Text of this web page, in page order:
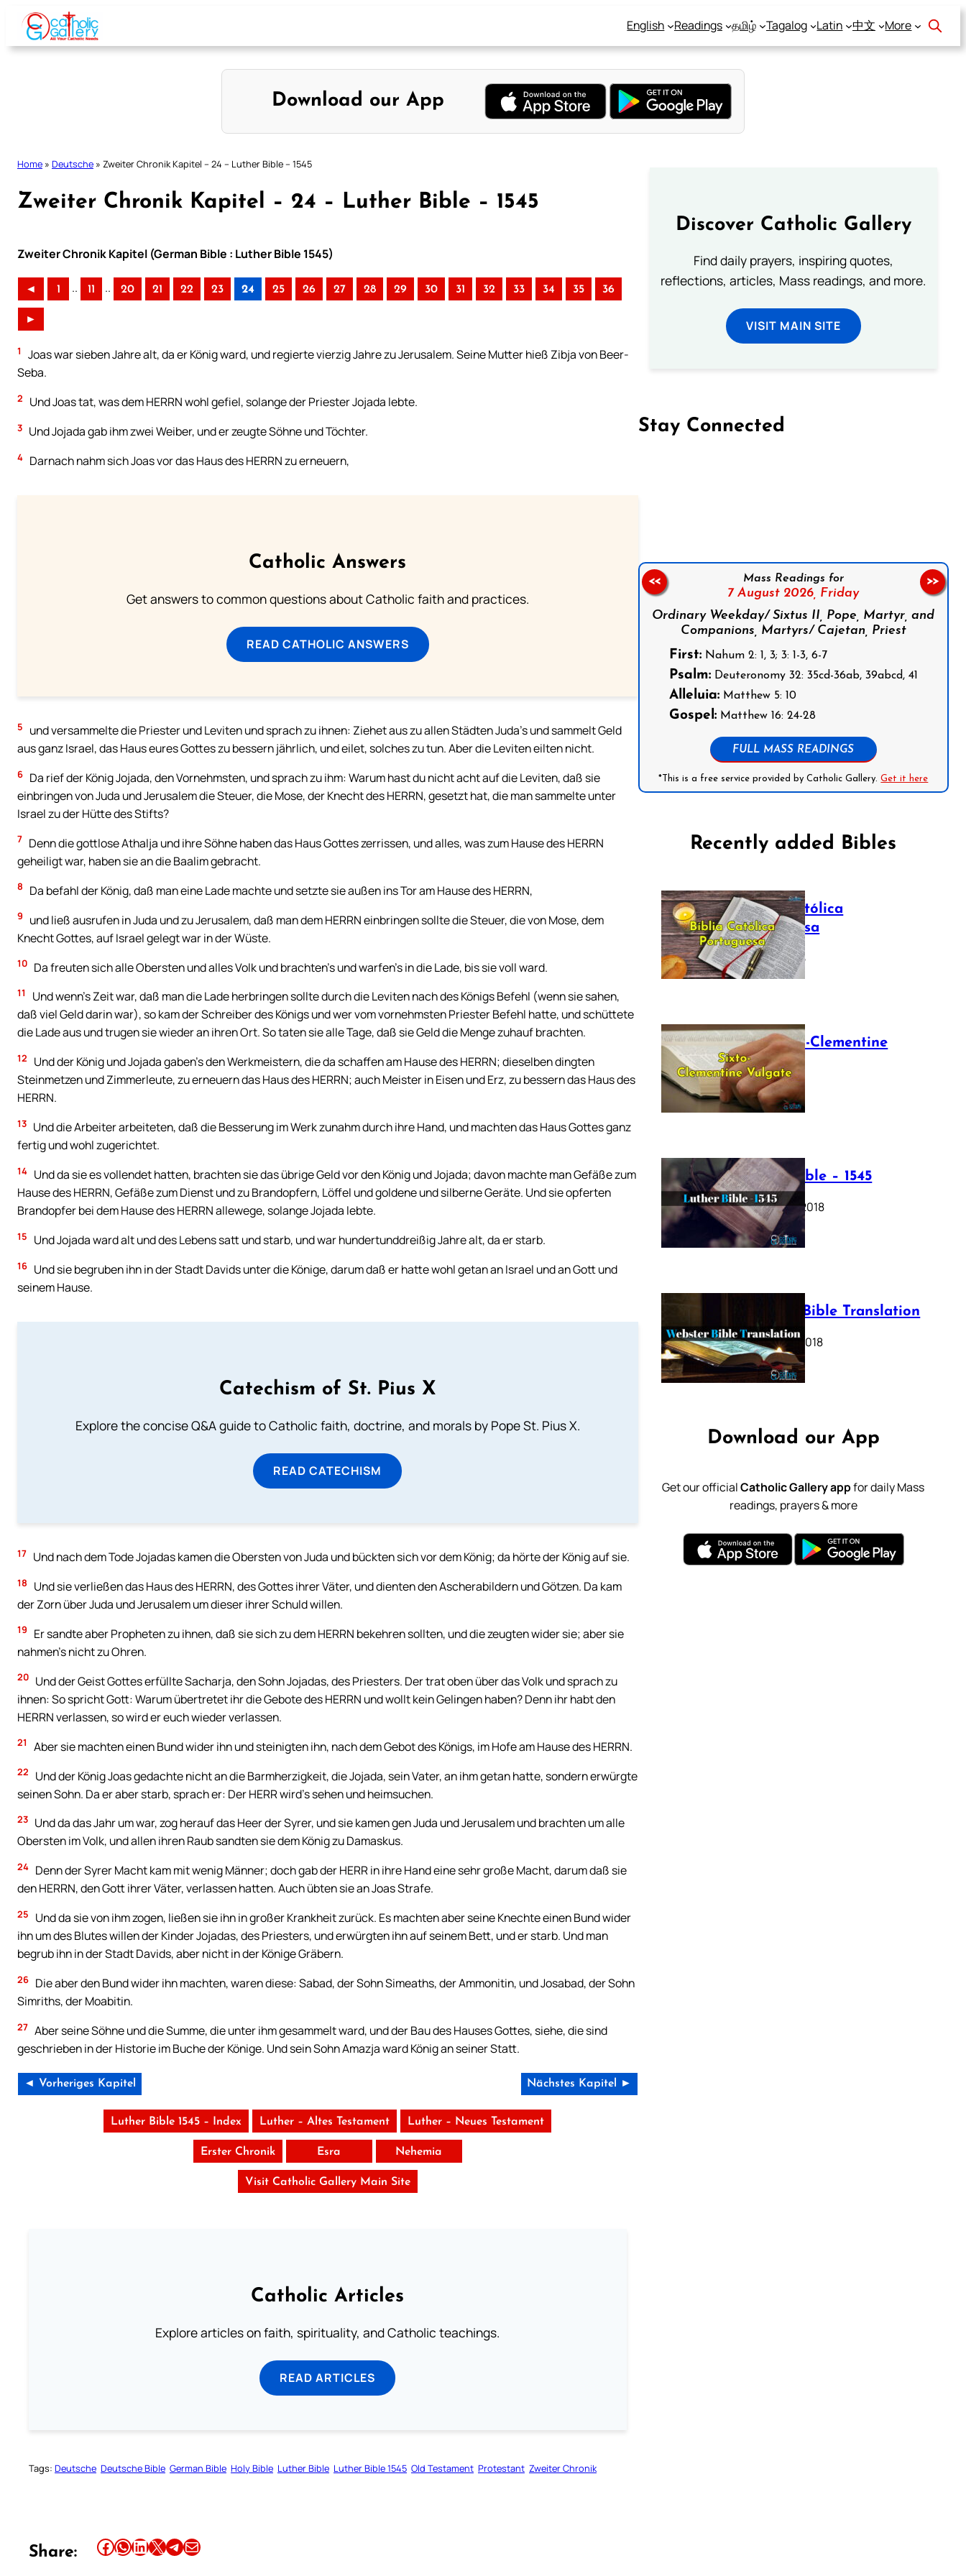
Skip
content
English Readings தமிழ் Tagalog Latin 中文 More
Download our App
Home » Deutsche » Zweiter Chronik Kapitel – 24 – Luther Bible – 1545
Zweiter Chronik Kapitel – 24 – Luther Bible – 1545
Zweiter Chronik Kapitel (German Bible : Luther Bible 1545)
◄ 1 .. 11 .. 20 21 22 23 24 25 26 27 28 29 30 31 32 33 34 35 36
►
1
Joas war sieben Jahre alt, da er König ward, und regierte vierzig Jahre zu Jerusalem. Seine Mutter hieß Zibja von Beer-
Seba.
2 Und Joas tat, was dem HERRN wohl gefiel, solange der Priester Jojada lebte.
3 Und Jojada gab ihm zwei Weiber, und er zeugte Söhne und Töchter.
4 Darnach nahm sich Joas vor das Haus des HERRN zu erneuern,
Catholic Answers
Get answers to common questions about Catholic faith and practices.
READ CATHOLIC ANSWERS
5
und versammelte die Priester und Leviten und sprach zu ihnen: Ziehet aus zu allen Städten Juda’s und sammelt Geld
aus ganz Israel, das Haus eures Gottes zu bessern jährlich, und eilet, solches zu tun. Aber die Leviten eilten nicht.
6 Da rief der König Jojada, den Vornehmsten, und sprach zu ihm: Warum hast du nicht acht auf die Leviten, daß sie
einbringen von Juda und Jerusalem die Steuer, die Mose, der Knecht des HERRN, gesetzt hat, die man sammelte unter
Israel zu der Hütte des Stifts?
7 Denn die gottlose Athalja und ihre Söhne haben das Haus Gottes zerrissen, und alles, was zum Hause des HERRN
geheiligt war, haben sie an die Baalim gebracht.
8 Da befahl der König, daß man eine Lade machte und setzte sie außen ins Tor am Hause des HERRN,
9
und ließ ausrufen in Juda und zu Jerusalem, daß man dem HERRN einbringen sollte die Steuer, die von Mose, dem
Knecht Gottes, auf Israel gelegt war in der Wüste.
10 Da freuten sich alle Obersten und alles Volk und brachten’s und warfen’s in die Lade, bis sie voll ward.
11
Und wenn’s Zeit war, daß man die Lade herbringen sollte durch die Leviten nach des Königs Befehl (wenn sie sahen,
daß viel Geld darin war), so kam der Schreiber des Königs und wer vom vornehmsten Priester Befehl hatte, und schüttete
die Lade aus und trugen sie wieder an ihren Ort. So taten sie alle Tage, daß sie Geld die Menge zuhauf brachten.
12
Und der König und Jojada gaben’s den Werkmeistern, die da schaffen am Hause des HERRN; dieselben dingten
Steinmetzen und Zimmerleute, zu erneuern das Haus des HERRN; auch Meister in Eisen und Erz, zu bessern das Haus des
HERRN.
13 Und die Arbeiter arbeiteten, daß die Besserung im Werk zunahm durch ihre Hand, und machten das Haus Gottes ganz
fertig und wohl zugerichtet.
14 Und da sie es vollendet hatten, brachten sie das übrige Geld vor den König und Jojada; davon machte man Gefäße zum
Hause des HERRN, Gefäße zum Dienst und zu Brandopfern, Löffel und goldene und silberne Geräte. Und sie opferten
Brandopfer bei dem Hause des HERRN allewege, solange Jojada lebte.
15 Und Jojada ward alt und des Lebens satt und starb, und war hundertunddreißig Jahre alt, da er starb.
16 Und sie begruben ihn in der Stadt Davids unter die Könige, darum daß er hatte wohl getan an Israel und an Gott und
seinem Hause.
Catechism of St. Pius X
Explore the concise Q&A guide to Catholic faith, doctrine, and morals by Pope St. Pius X.
READ CATECHISM
17 Und nach dem Tode Jojadas kamen die Obersten von Juda und bückten sich vor dem König; da hörte der König auf sie.
18
Und sie verließen das Haus des HERRN, des Gottes ihrer Väter, und dienten den Ascherabildern und Götzen. Da kam
der Zorn über Juda und Jerusalem um dieser ihrer Schuld willen.
19
Er sandte aber Propheten zu ihnen, daß sie sich zu dem HERRN bekehren sollten, und die zeugten wider sie; aber sie
nahmen’s nicht zu Ohren.
20 Und der Geist Gottes erfüllte Sacharja, den Sohn Jojadas, des Priesters. Der trat oben über das Volk und sprach zu
ihnen: So spricht Gott: Warum übertretet ihr die Gebote des HERRN und wollt kein Gelingen haben? Denn ihr habt den
HERRN verlassen, so wird er euch wieder verlassen.
21 Aber sie machten einen Bund wider ihn und steinigten ihn, nach dem Gebot des Königs, im Hofe am Hause des HERRN.
22
Und der König Joas gedachte nicht an die Barmherzigkeit, die Jojada, sein Vater, an ihm getan hatte, sondern erwürgte
seinen Sohn. Da er aber starb, sprach er: Der HERR wird’s sehen und heimsuchen.
23 Und da das Jahr um war, zog herauf das Heer der Syrer, und sie kamen gen Juda und Jerusalem und brachten um alle
Obersten im Volk, und allen ihren Raub sandten sie dem König zu Damaskus.
24 Denn der Syrer Macht kam mit wenig Männer; doch gab der HERR in ihre Hand eine sehr große Macht, darum daß sie
den HERRN, den Gott ihrer Väter, verlassen hatten. Auch übten sie an Joas Strafe.
25
Und da sie von ihm zogen, ließen sie ihn in großer Krankheit zurück. Es machten aber seine Knechte einen Bund wider
ihn um des Blutes willen der Kinder Jojadas, des Priesters, und erwürgten ihn auf seinem Bett, und er starb. Und man
begrub ihn in der Stadt Davids, aber nicht in der Könige Gräbern.
26 Die aber den Bund wider ihn machten, waren diese: Sabad, der Sohn Simeaths, der Ammonitin, und Josabad, der Sohn
Simriths, der Moabitin.
27 Aber seine Söhne und die Summe, die unter ihm gesammelt ward, und der Bau des Hauses Gottes, siehe, die sind
geschrieben in der Historie im Buche der Könige. Und sein Sohn Amazja ward König an seiner Statt.
◄ Vorheriges Kapitel Nächstes Kapitel ►
Luther Bible 1545 – Index Luther – Altes Testament Luther – Neues Testament
Erster Chronik Esra Nehemia
Visit Catholic Gallery Main Site
Catholic Articles
Explore articles on faith, spirituality, and Catholic teachings.
READ ARTICLES
Tags: Deutsche Deutsche Bible German Bible Holy Bible Luther Bible Luther Bible 1545 Old Testament Protestant Zweiter Chronik
Share: Share this article on Facebook Share this article on WhatsApp Share this article on LinkedIn Share this article on X Share this article on TelegramEmail this Article
Discover Catholic Gallery
Find daily prayers, inspiring quotes,
reflections, articles, Mass readings, and more.
VISIT MAIN SITE
Stay Connected
Mass Readings for
7 August 2026, Friday
Ordinary Weekday/ Sixtus II, Pope, Martyr, and
Companions, Martyrs/ Cajetan, Priest
First:Nahum 2: 1, 3; 3: 1-3, 6-7
Psalm:Deuteronomy 32: 35cd-36ab, 39abcd, 41
Alleluia:Matthew 5: 10
Gospel:Matthew 16: 24-28
FULL MASS READINGS
*This is a free service provided by Catholic Gallery.Get it here
<< >>
Recently added Bibles
Bíblia Católica
Portuguesa
July 16, 2025
The Sixto-Clementine
Vulgate
July 12, 2025
Luther Bible – 1545
October 17, 2018
Webster Bible Translation
October 11, 2018
Download our App
Get our officialCatholic Gallery appfor daily Mass
readings, prayers & more